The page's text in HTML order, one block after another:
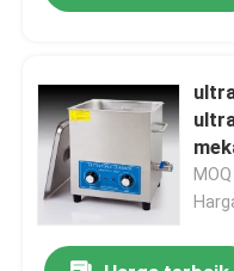
Hubungi kami
Permintaan